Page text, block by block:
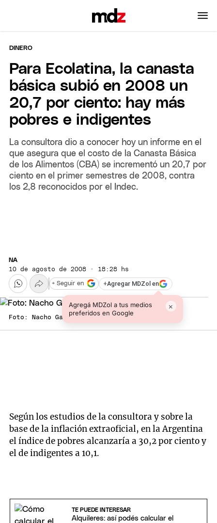
DINERO
Para Ecolatina, la canasta
básica subió en 2008 un
20,7 por ciento: hay más
pobres e indigentes
La consultora dio a conocer hoy un informe en el
que asegura que el costo de la Canasta Básica
de los Alimentos (CBA) se incrementó un 20,7 por
ciento en el primer semestres de 2008, contra
los 2,8 reconocidos por el Indec.
NA
10 de agosto de 2008 · 18:28 hs
+Agregar MDZol en
Agregá MDZol a tus medios
preferidos en Google
×
+ Seguir en
Foto: Nacho Gaffuri / Archivo
Según los estudios de la consultora y sobre la
base de la inflación extraoficial, en la Argentina
el índice de pobres alcanzaría a 30,2 por ciento y
el de indigentes a 10,1.
TE PUEDE INTERESAR
Alquileres: así podés calcular el